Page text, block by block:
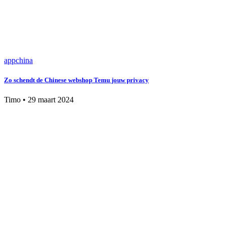
appchina
Zo schendt de Chinese webshop Temu jouw privacy
Timo • 29 maart 2024